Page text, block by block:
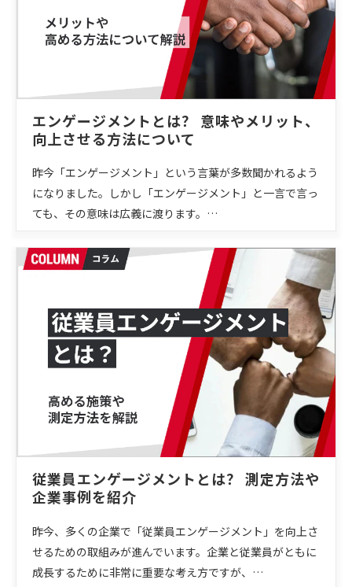
エンゲージメントとは？ 意味やメリット、
向上させる方法について
昨今「エンゲージメント」という言葉が多数聞かれるよう
になりました。しかし「エンゲージメント」と一言で言っ
ても、その意味は広義に渡ります。…
従業員エンゲージメントとは？ 測定方法や
企業事例を紹介
昨今、多くの企業で「従業員エンゲージメント」を向上さ
せるための取組みが進んでいます。企業と従業員がともに
成長するために非常に重要な考え方ですが、…